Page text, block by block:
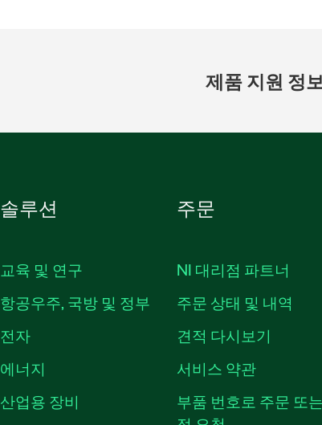
제품 지원 정
솔루션
교육 및 연구
항공우주, 국방 및 정부
전자
에너지
산업용 장비
주문
NI 대리점 파트너
주문 상태 및 내역
견적 다시보기
서비스 약관
부품 번호로 주문 또